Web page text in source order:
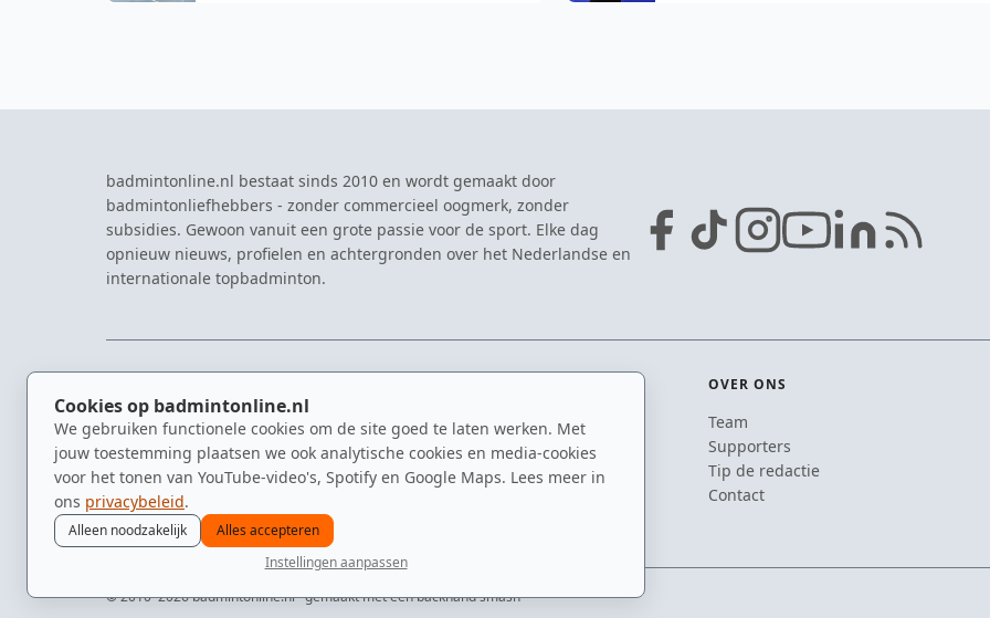
Cookies op badmintonline.nl
We gebruiken functionele cookies om de site goed te laten werken. Met
jouw toestemming plaatsen we ook analytische cookies en media-cookies
voor het tonen van YouTube-video's, Spotify en Google Maps. Lees meer in
ons privacybeleid.
Alleen noodzakelijk
Alles accepteren
Instellingen aanpassen
badmintonline.nl bestaat sinds 2010 en wordt gemaakt door
badmintonliefhebbers - zonder commercieel oogmerk, zonder
subsidies. Gewoon vanuit een grote passie voor de sport. Elke dag
opnieuw nieuws, profielen en achtergronden over het Nederlandse en
internationale topbadminton.
Nieuws
Kennisbank
Spelers
Clubs
Video's
Eredivisie
NK Badminton
Dutch Open
Zomerbadminton
OVER ONS
Team
Supporters
Tip de redactie
Contact
© 2010–2026 badmintonline.nl · gemaakt met een backhand smash